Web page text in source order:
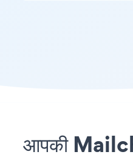
आपकी